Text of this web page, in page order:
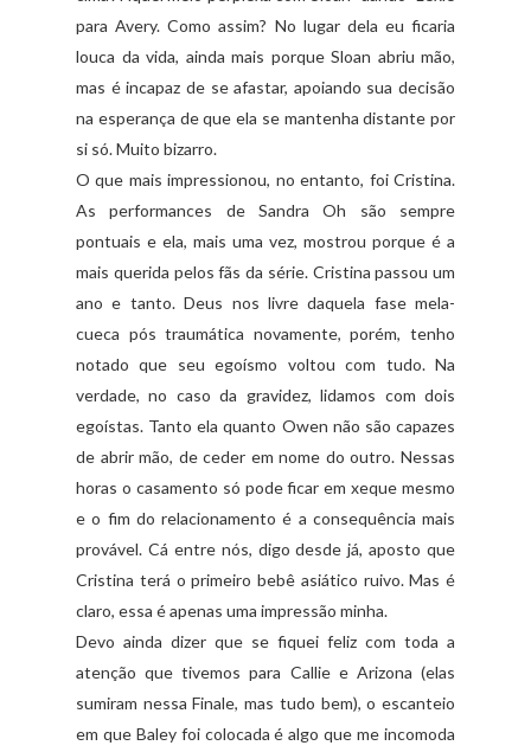
para Avery. Como assim? No lugar dela eu ficaria
louca da vida, ainda mais porque Sloan abriu mão,
mas é incapaz de se afastar, apoiando sua decisão
na esperança de que ela se mantenha distante por
si só. Muito bizarro.
O que mais impressionou, no entanto, foi Cristina.
As performances de Sandra Oh são sempre
pontuais e ela, mais uma vez, mostrou porque é a
mais querida pelos fãs da série. Cristina passou um
ano e tanto. Deus nos livre daquela fase mela-
cueca pós traumática novamente, porém, tenho
notado que seu egoísmo voltou com tudo. Na
verdade, no caso da gravidez, lidamos com dois
egoístas. Tanto ela quanto Owen não são capazes
de abrir mão, de ceder em nome do outro. Nessas
horas o casamento só pode ficar em xeque mesmo
e o fim do relacionamento é a consequência mais
provável. Cá entre nós, digo desde já, aposto que
Cristina terá o primeiro bebê asiático ruivo. Mas é
claro, essa é apenas uma impressão minha.
Devo ainda dizer que se fiquei feliz com toda a
atenção que tivemos para Callie e Arizona (elas
sumiram nessa Finale, mas tudo bem), o escanteio
em que Baley foi colocada é algo que me incomoda